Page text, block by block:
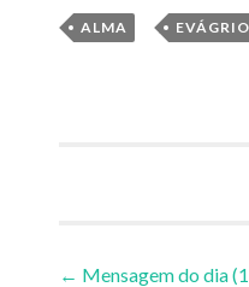
ALMA ,
← Mensagem do dia